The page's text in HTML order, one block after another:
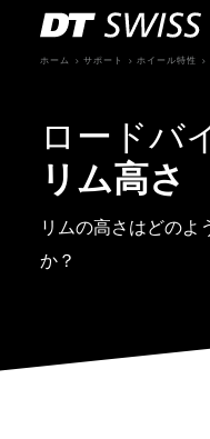
ホーム サポート ホイール特性
ロードバ
リム高さ
リムの高さはどのよ
か？